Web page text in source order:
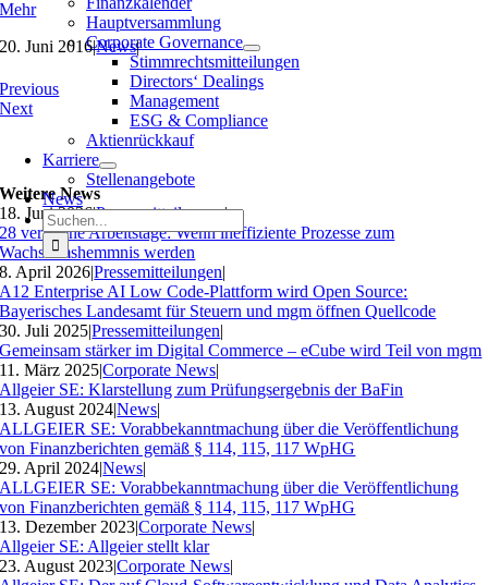
Hauptversammlung
Corporate Governance
Stimmrechtsmitteilungen
Directors‘ Dealings
Management
ESG & Compliance
Aktienrückkauf
Karriere
Stellenangebote
News
Suche
nach:
Mehr
20. Juni 2016|News|
Previous
Next
Weitere News
18. Juni 2026|Pressemitteilungen|
28 verlorene Arbeitstage: Wenn ineffiziente Prozesse zum
Wachstumshemmnis werden
8. April 2026|Pressemitteilungen|
A12 Enterprise AI Low Code-Plattform wird Open Source:
Bayerisches Landesamt für Steuern und mgm öffnen Quellcode
30. Juli 2025|Pressemitteilungen|
Gemeinsam stärker im Digital Commerce – eCube wird Teil von mgm
11. März 2025|Corporate News|
Allgeier SE: Klarstellung zum Prüfungsergebnis der BaFin
13. August 2024|News|
ALLGEIER SE: Vorabbekanntmachung über die Veröffentlichung
von Finanzberichten gemäß § 114, 115, 117 WpHG
29. April 2024|News|
ALLGEIER SE: Vorabbekanntmachung über die Veröffentlichung
von Finanzberichten gemäß § 114, 115, 117 WpHG
13. Dezember 2023|Corporate News|
Allgeier SE: Allgeier stellt klar
23. August 2023|Corporate News|